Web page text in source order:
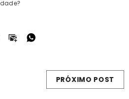
PRÓXIMO POST